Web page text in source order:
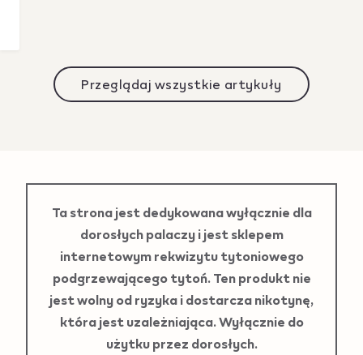
Przeglądaj wszystkie artykuły
Ta strona jest dedykowana wyłącznie dla
dorosłych palaczy i jest sklepem
internetowym rekwizytu tytoniowego
podgrzewającego tytoń. Ten produkt nie
jest wolny od ryzyka i dostarcza nikotynę,
która jest uzależniająca. Wyłącznie do
użytku przez dorosłych.